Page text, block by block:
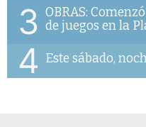
3 OBRAS:
de juegos en la
4 Este sábado,